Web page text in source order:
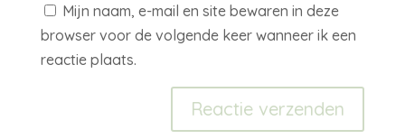
Mijn naam, e-mail en site bewaren in deze
browser voor de volgende keer wanneer ik een
reactie plaats.